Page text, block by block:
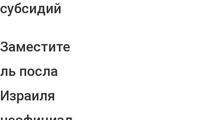
субсидий
Заместите
ль посла
Израиля